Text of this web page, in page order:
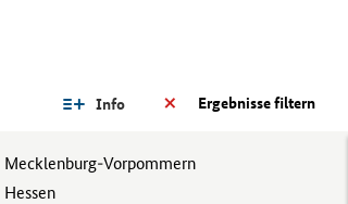
Ergebnisse filtern
Info
Mecklenburg-Vorpommern
Hessen